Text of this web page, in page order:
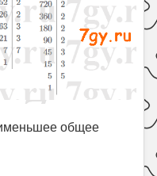
общее